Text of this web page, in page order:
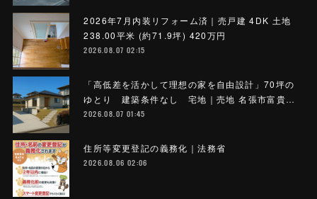
2026年7月内装リフォーム済｜売戸建 4DK 土地
238.00平米 (約71.9坪) 420万円
2026.08.07 02:15
「高低差を活かして理想の家を自由設計」70坪の
ゆとり 建築条件なし 宅地｜売地 名張市富貴…
2026.08.07 01:45
住所等変更登記の義務化｜法務省
2026.08.06 02:06